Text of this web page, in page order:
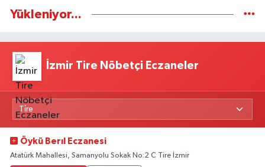
Yükleniyor...
İzmir Tire Nöbetçi Eczaneler
Öykü Berıl Eczanesi
Atatürk Mahallesi, Samanyolu Sokak No:2 C Tire İzmir